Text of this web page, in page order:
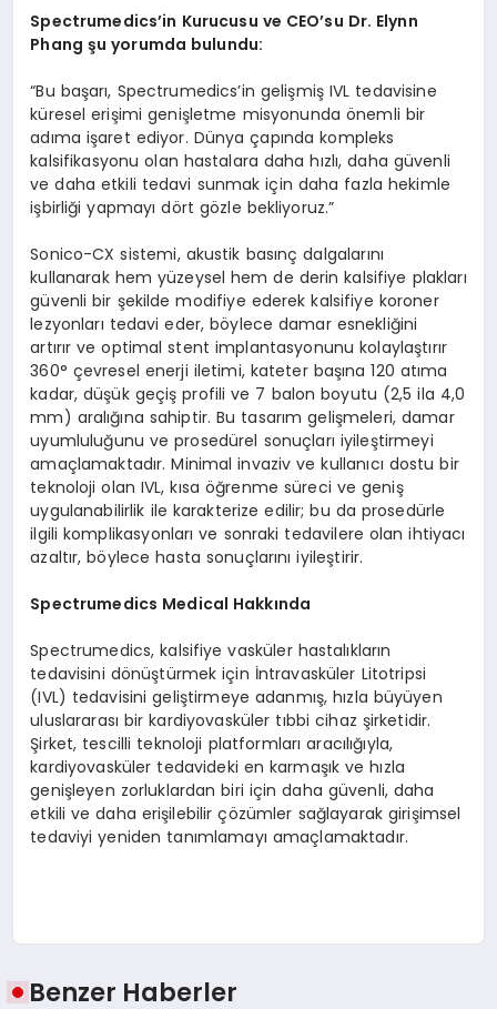
Spectrumedics’in Kurucusu ve CEO’su Dr. Elynn
Phang şu yorumda bulundu:
“Bu başarı, Spectrumedics’in gelişmiş IVL tedavisine
küresel erişimi genişletme misyonunda önemli bir
adıma işaret ediyor. Dünya çapında kompleks
kalsifikasyonu olan hastalara daha hızlı, daha güvenli
ve daha etkili tedavi sunmak için daha fazla hekimle
işbirliği yapmayı dört gözle bekliyoruz.”
Sonico-CX sistemi, akustik basınç dalgalarını
kullanarak hem yüzeysel hem de derin kalsifiye plakları
güvenli bir şekilde modifiye ederek kalsifiye koroner
lezyonları tedavi eder, böylece damar esnekliğini
artırır ve optimal stent implantasyonunu kolaylaştırır
360° çevresel enerji iletimi, kateter başına 120 atıma
kadar, düşük geçiş profili ve 7 balon boyutu (2,5 ila 4,0
mm) aralığına sahiptir. Bu tasarım gelişmeleri, damar
uyumluluğunu ve prosedürel sonuçları iyileştirmeyi
amaçlamaktadır. Minimal invaziv ve kullanıcı dostu bir
teknoloji olan IVL, kısa öğrenme süreci ve geniş
uygulanabilirlik ile karakterize edilir; bu da prosedürle
ilgili komplikasyonları ve sonraki tedavilere olan ihtiyacı
azaltır, böylece hasta sonuçlarını iyileştirir.
Spectrumedics Medical Hakkında
Spectrumedics, kalsifiye vasküler hastalıkların
tedavisini dönüştürmek için İntravasküler Litotripsi
(IVL) tedavisini geliştirmeye adanmış, hızla büyüyen
uluslararası bir kardiyovasküler tıbbi cihaz şirketidir.
Şirket, tescilli teknoloji platformları aracılığıyla,
kardiyovasküler tedavideki en karmaşık ve hızla
genişleyen zorluklardan biri için daha güvenli, daha
etkili ve daha erişilebilir çözümler sağlayarak girişimsel
tedaviyi yeniden tanımlamayı amaçlamaktadır.
Benzer Haberler